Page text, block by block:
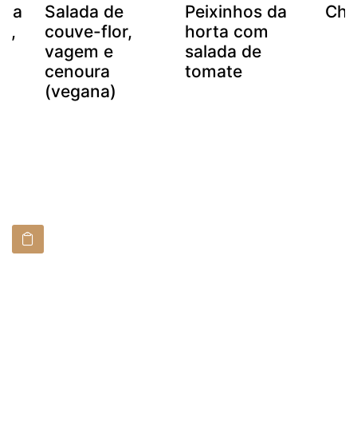
Salada de
couve-flor,
vagem e
cenoura
(vegana)
Peixinhos da
horta com
salada de
tomate